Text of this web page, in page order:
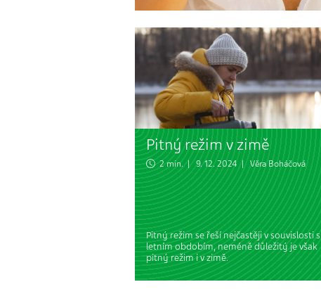
Pitný režim v zimě
2 min. | 9. 12. 2024 |Věra Boháčová
Pitný režim se řeší nejčastěji v souvislosti s
letním obdobím, neméně důležitý je však
pitný režim i v zimě.